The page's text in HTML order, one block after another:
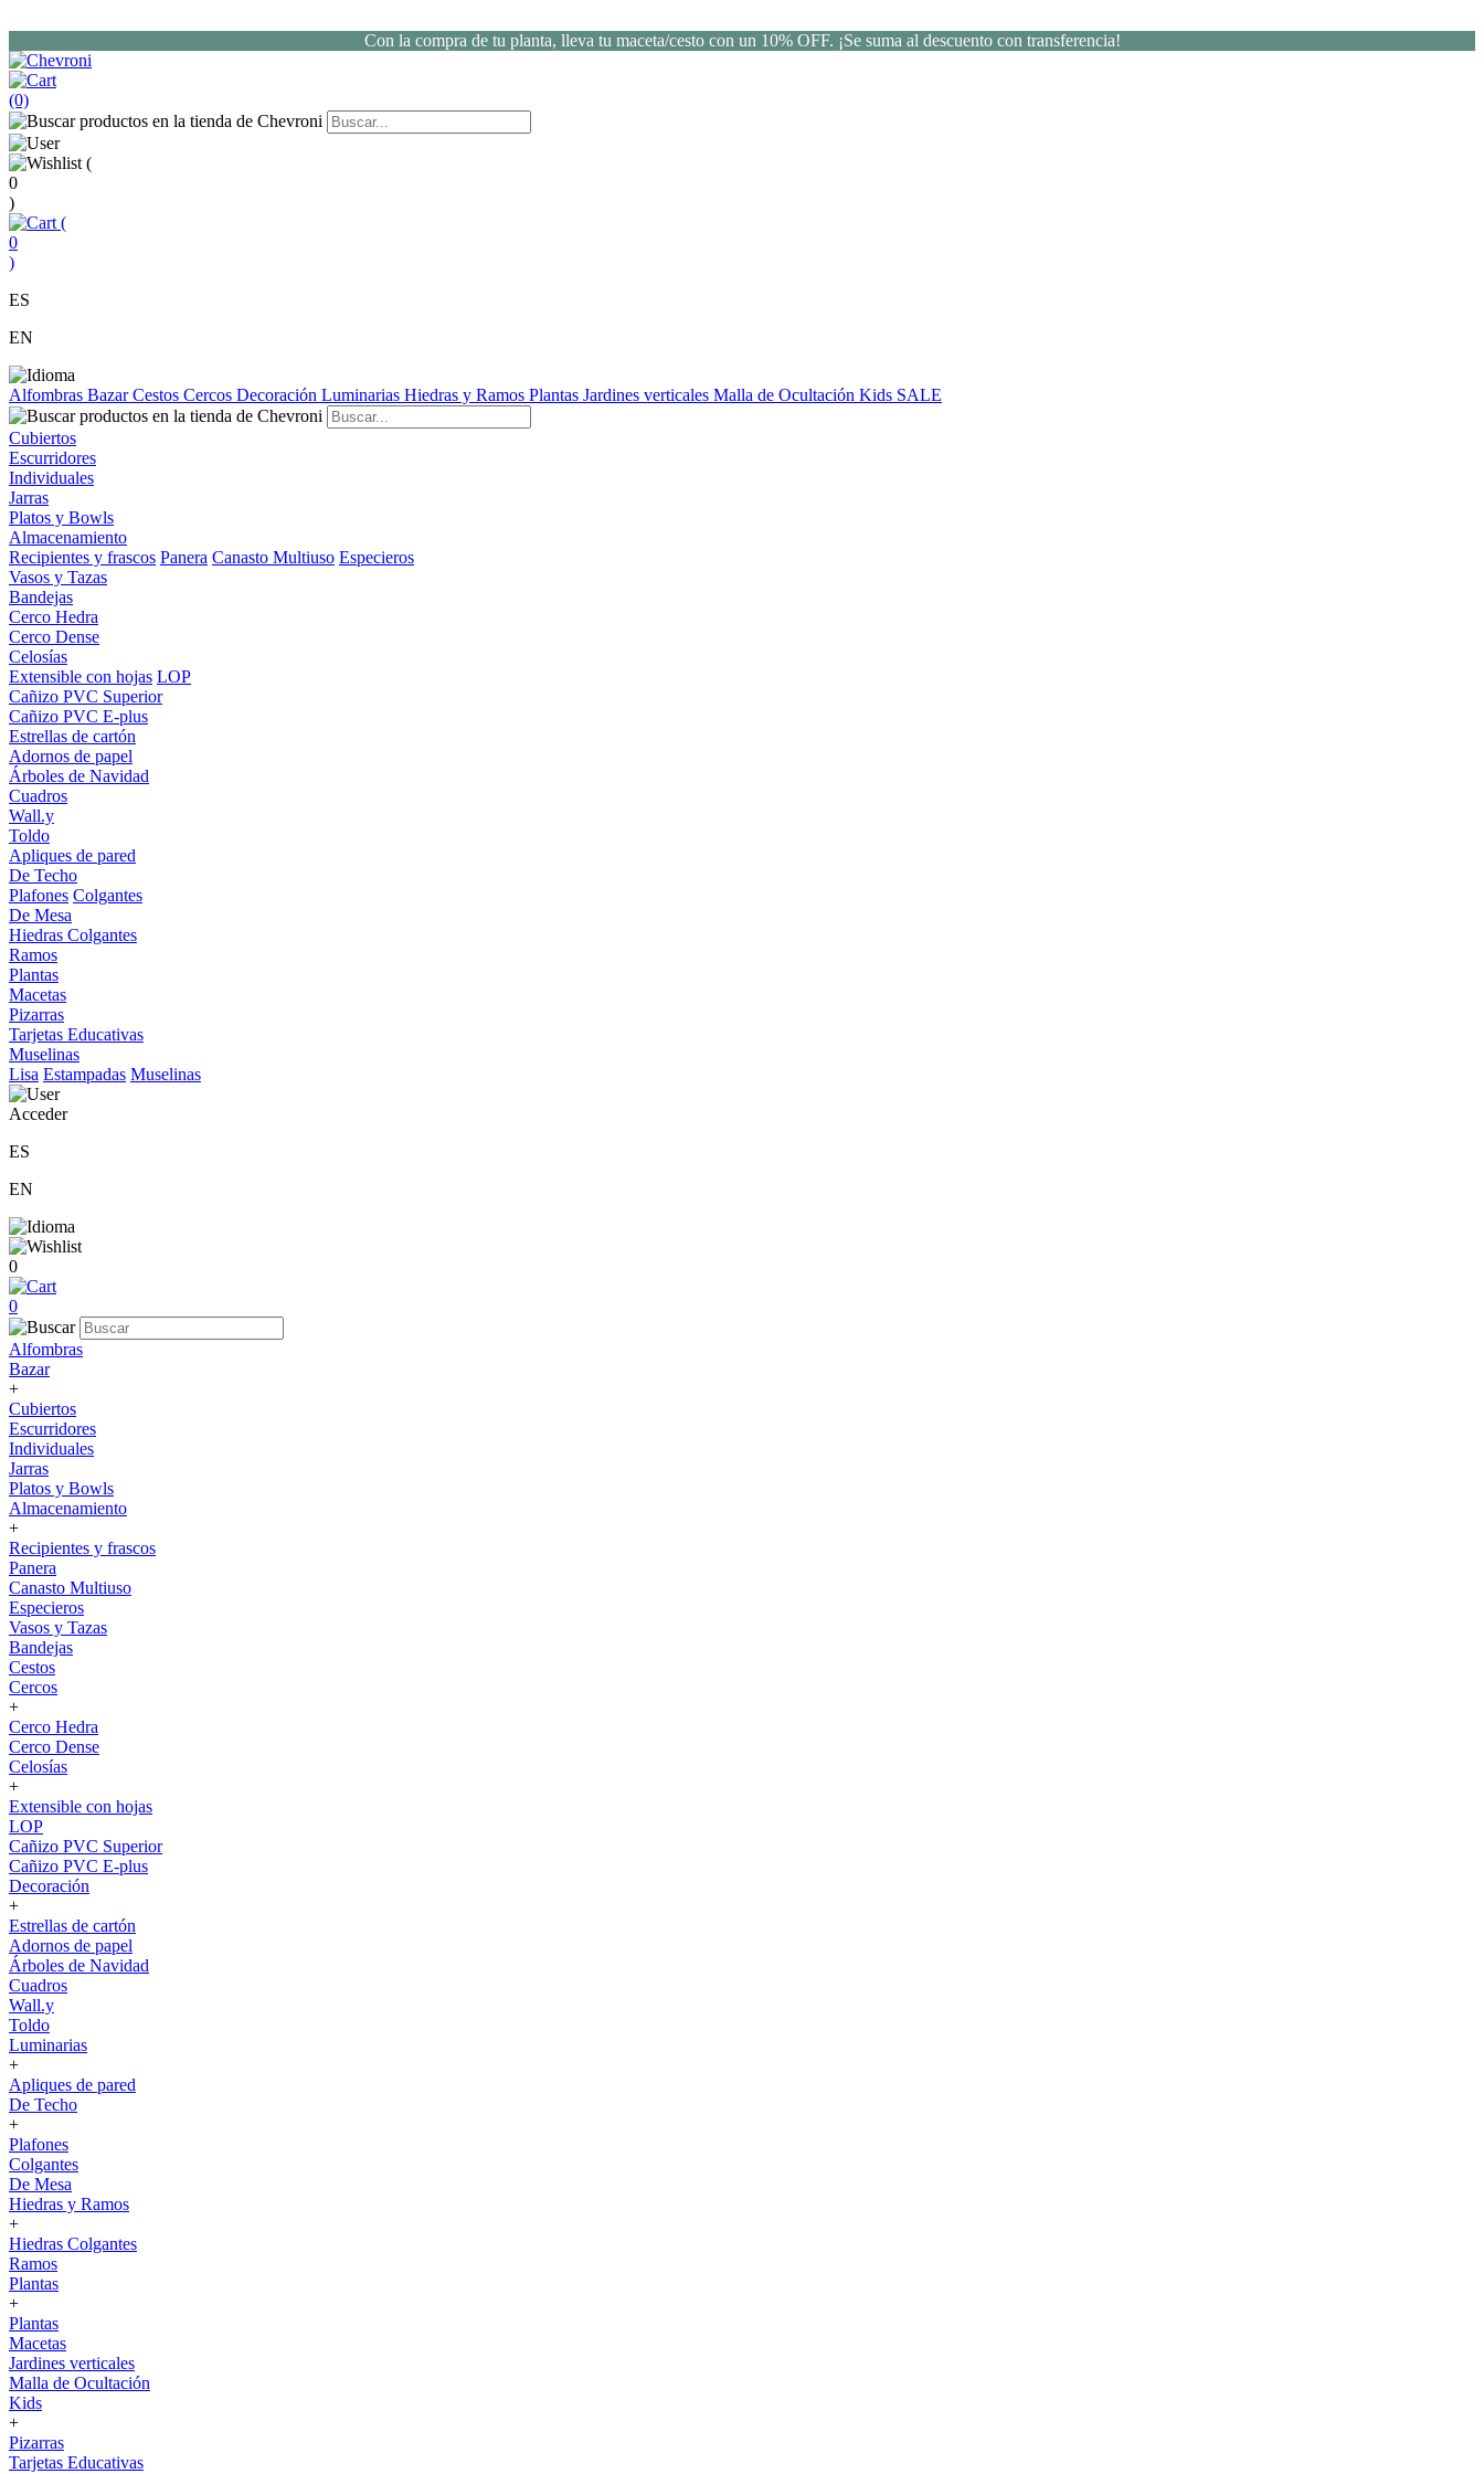
Con la compra de tu planta, lleva tu maceta/cesto con un 10% OFF. ¡Se suma al descuento con transferencia!
(0)
(
0
)
(
0
)
ES
EN
Alfombras BazarCestos Cercos Decoración Luminarias Hiedras y Ramos Plantas Jardines verticales Malla de Ocultación Kids SALE
Cubiertos
Escurridores
Individuales
Jarras
Platos y Bowls
Almacenamiento
Recipientes y frascos Panera Canasto Multiuso Especieros
Vasos y Tazas
Bandejas
Cerco Hedra
Cerco Dense
Celosías
Extensible con hojas LOP
Cañizo PVC Superior
Cañizo PVC E-plus
Estrellas de cartón
Adornos de papel
Árboles de Navidad
Cuadros
Wall.y
Toldo
Apliques de pared
De Techo
Plafones Colgantes
De Mesa
Hiedras Colgantes
Ramos
Plantas
Macetas
Pizarras
Tarjetas Educativas
Muselinas
Lisa Estampadas Muselinas
Acceder
ES
EN
0
0
Alfombras
Bazar
+
Cubiertos
Escurridores
Individuales
Jarras
Platos y Bowls
Almacenamiento
+
Recipientes y frascos
Panera
Canasto Multiuso
Especieros
Vasos y Tazas
Bandejas
Cestos
Cercos
+
Cerco Hedra
Cerco Dense
Celosías
+
Extensible con hojas
LOP
Cañizo PVC Superior
Cañizo PVC E-plus
Decoración
+
Estrellas de cartón
Adornos de papel
Árboles de Navidad
Cuadros
Wall.y
Toldo
Luminarias
+
Apliques de pared
De Techo
+
Plafones
Colgantes
De Mesa
Hiedras y Ramos
+
Hiedras Colgantes
Ramos
Plantas
+
Plantas
Macetas
Jardines verticales
Malla de Ocultación
Kids
+
Pizarras
Tarjetas Educativas